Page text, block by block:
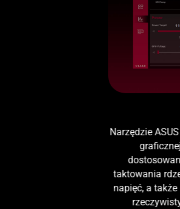
Narzędzie
taktowania
napięć, a